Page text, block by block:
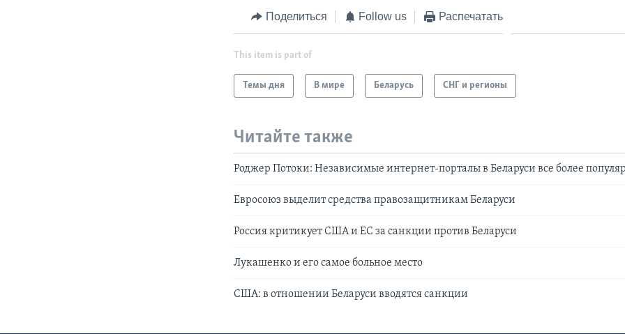
Поделиться Follow us Распечатать
This item is part of
Темы дня В мире Беларусь СНГ и регионы
Читайте также
Роджер Потоки: Независимые интернет-порталы в Беларуси все более
Евросоюз выделит средства правозащитникам Беларуси
Россия критикует США и ЕС за санкции против Беларуси
Лукашенко и его самое больное место
США: в отношении Беларуси вводятся санкции